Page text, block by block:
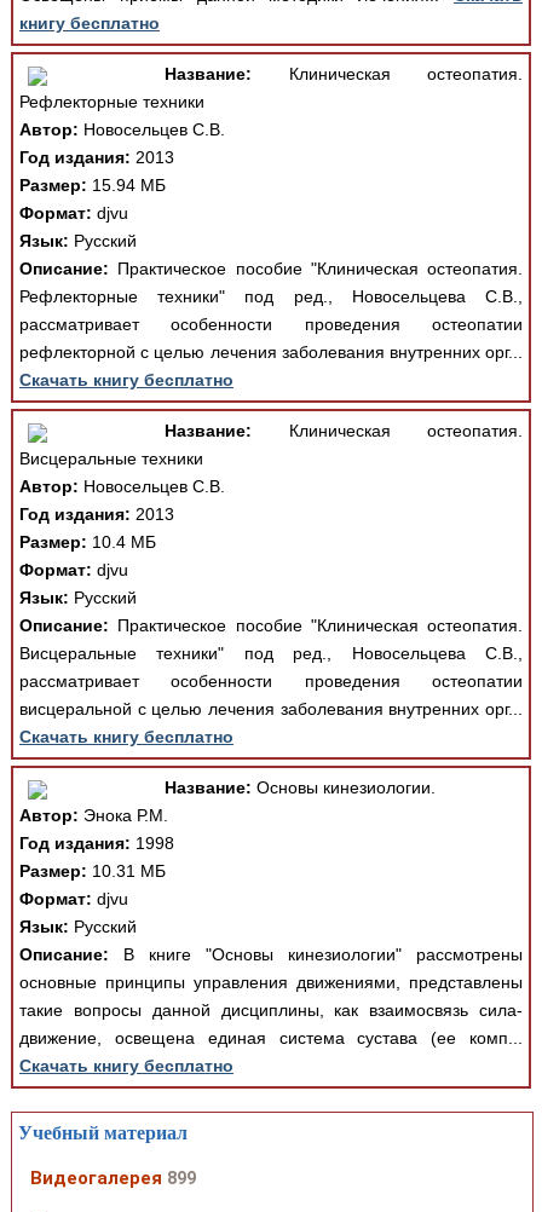
книгу бесплатно
Название: Клиническая остеопатия.
Рефлекторные техники
Автор: Новосельцев С.В.
Год издания: 2013
Размер: 15.94 МБ
Формат: djvu
Язык: Русский
Описание: Практическое пособие "Клиническая остеопатия.
Рефлекторные техники" под ред., Новосельцева С.В.,
рассматривает особенности проведения остеопатии
рефлекторной с целью лечения заболевания внутренних орг...
Скачать книгу бесплатно
Название: Клиническая остеопатия.
Висцеральные техники
Автор: Новосельцев С.В.
Год издания: 2013
Размер: 10.4 МБ
Формат: djvu
Язык: Русский
Описание: Практическое пособие "Клиническая остеопатия.
Висцеральные техники" под ред., Новосельцева С.В.,
рассматривает особенности проведения остеопатии
висцеральной с целью лечения заболевания внутренних орг...
Скачать книгу бесплатно
Название: Основы кинезиологии.
Автор: Энока Р.М.
Год издания: 1998
Размер: 10.31 МБ
Формат: djvu
Язык: Русский
Описание: В книге "Основы кинезиологии" рассмотрены
основные принципы управления движениями, представлены
такие вопросы данной дисциплины, как взаимосвязь сила-
движение, освещена единая система сустава (ее комп...
Скачать книгу бесплатно
Учебный материал
Видеогалерея 899